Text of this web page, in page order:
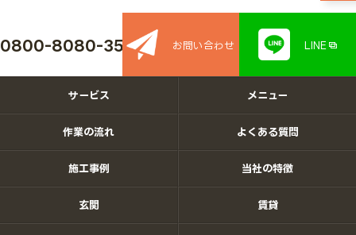
0800-8080-350 お問い合わせ LINE
サービス メニュー
作業の流れ よくある質問
施工事例 当社の特徴
玄関 賃貸